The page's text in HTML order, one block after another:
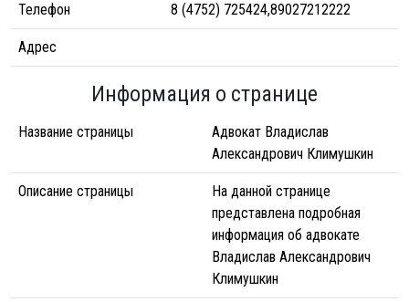
Телефон 8 (4752) 725424,89027212222
Адрес
Информация о странице
Название страницы
Адвокат Владислав
Александрович Климушкин
Описание страницы
На данной странице
представлена подробная
информация об адвокате
Владислав Александрович
Климушкин